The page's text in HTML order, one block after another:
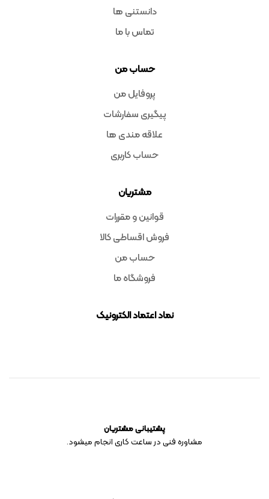
دانستنی ها
تماس با ما
حساب من
پروفایل من
پیگیری سفارشات
علاقه مندی ها
حساب کاربری
مشتریان
قوانین و مقررات
فروش اقساطی کالا
حساب من
فروشگاه ما
نماد اعتماد الکترونیک
پشتیبانی مشتریان
مشاوره فنی در ساعت کاری انجام میشود.